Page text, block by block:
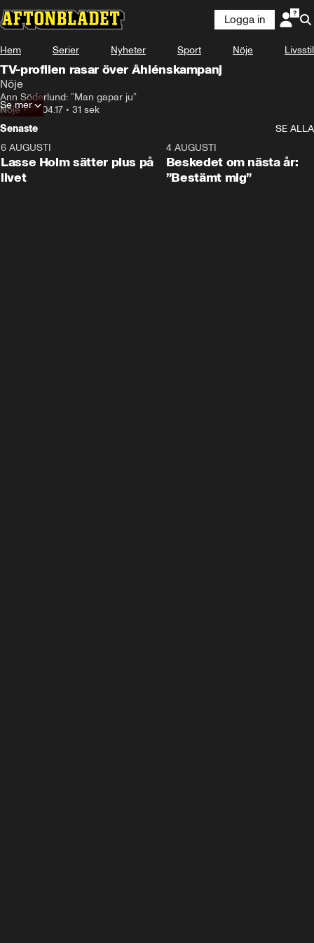
Logga in
Hem Serier Nyheter Sport Nöje Livsstil
TV-profilen rasar över Åhlénskampanj
Nöje
Ann Söderlund: ”Man gapar ju”
Nöje•26.04.17 • 31 sek
Se mer
Senaste
SE ALLA
6 AUGUSTI
Lasse Holm sätter plus på
livet
4 AUGUSTI
Beskedet om nästa år:
”Bestämt mig”